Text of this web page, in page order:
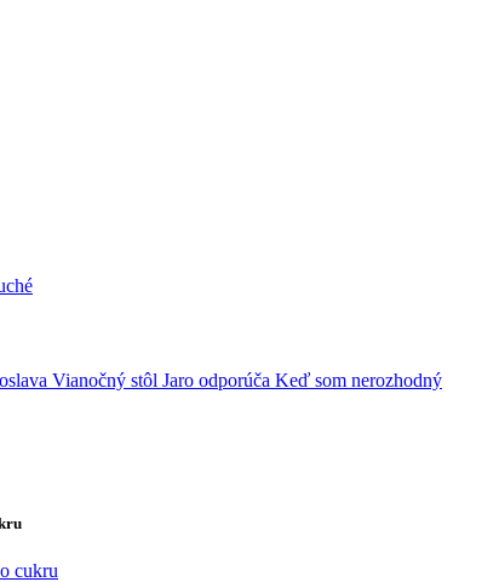
Vianočný stôl Jaro odporúča Keď som nerozhodný
cukru